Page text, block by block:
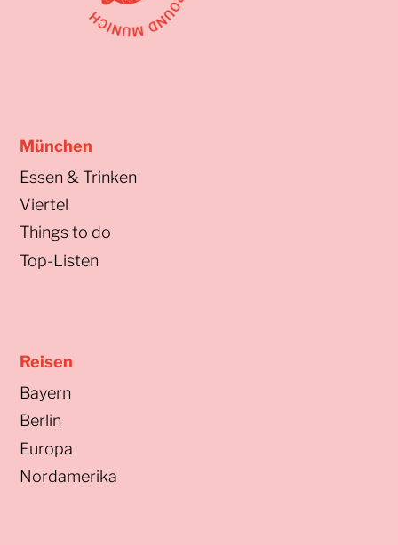
München
Essen & Trinken
Viertel
Things to do
Top-Listen
Reisen
Bayern
Berlin
Europa
Nordamerika